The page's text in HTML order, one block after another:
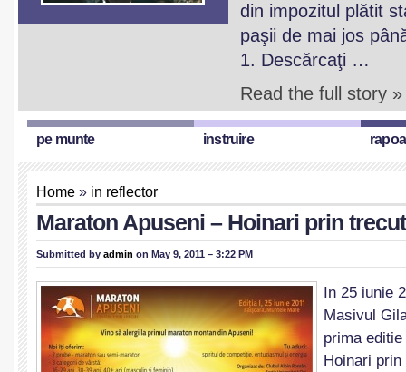
din impozitul plătit
paşii de mai jos
1. Descărcaţi …
Read the full story »
pe munte instruire
Home » in reflector
Maraton Apuseni – Hoinari prin trecut
Submitted by admin on May 9, 2011 – 3:22 PM
In 25 iunie
Masivul
prima editie
Hoinari prin